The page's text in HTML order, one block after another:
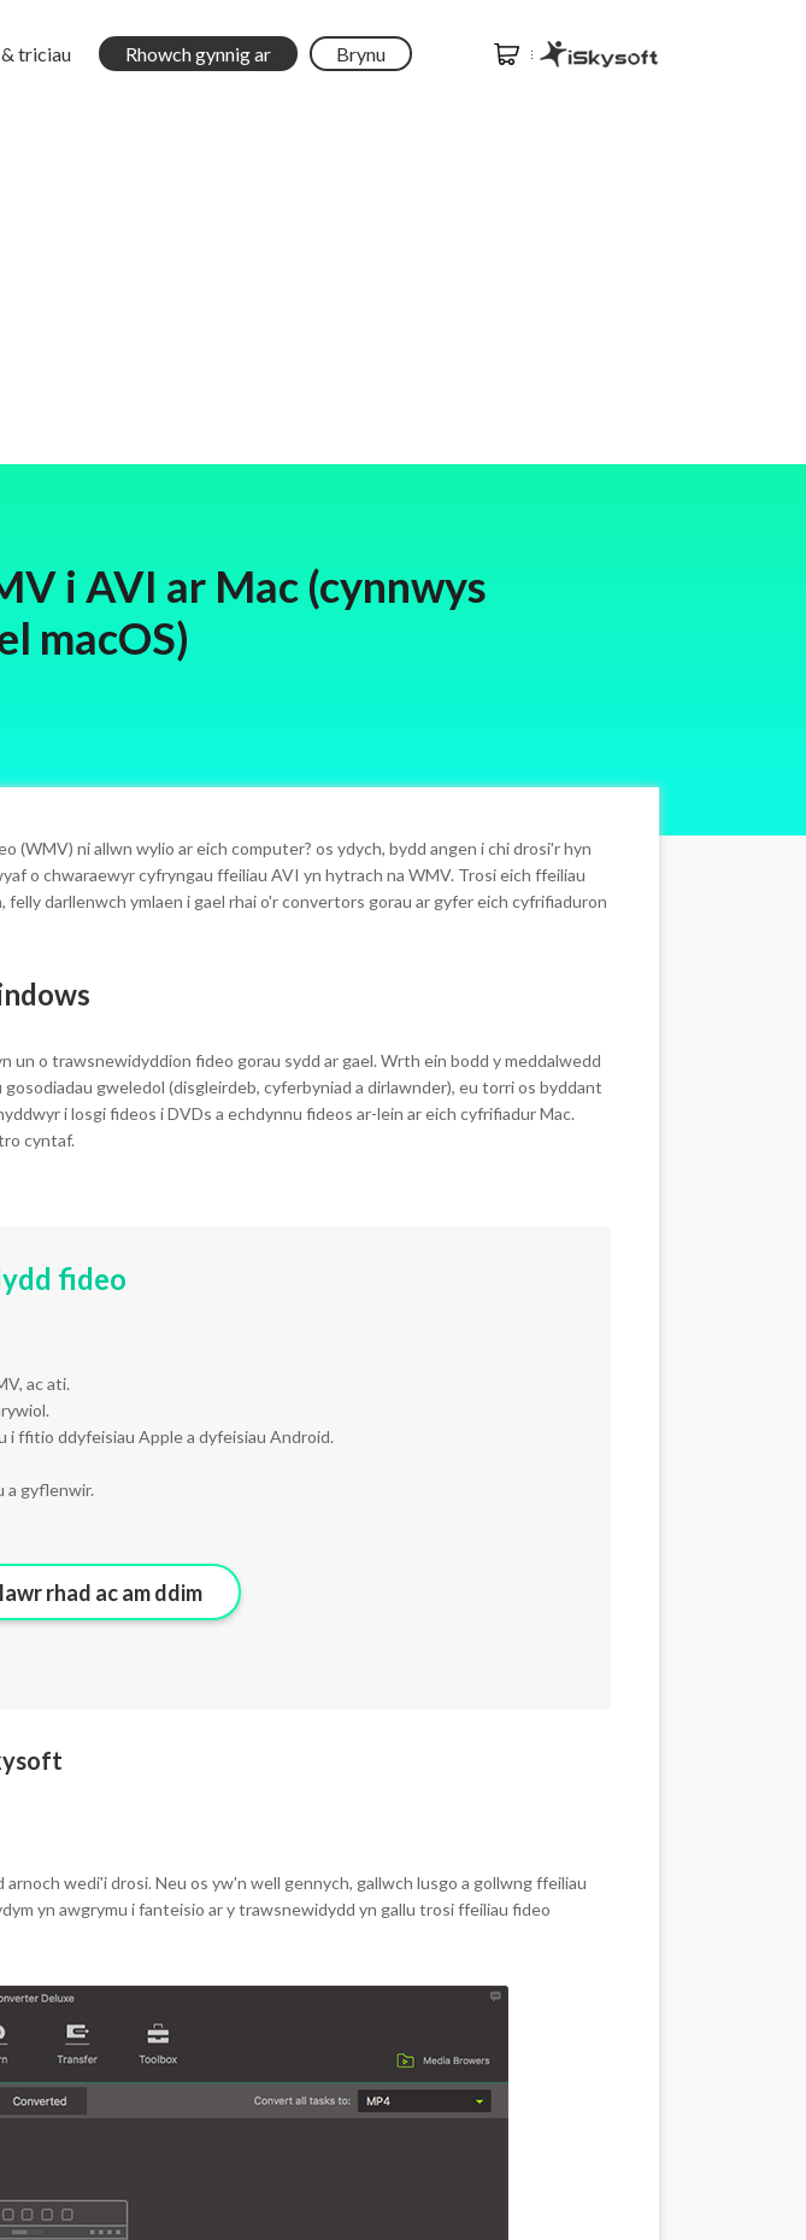
triciau Rhowch gynnig ar Brynu
i AVI ar Mac (cynnwys
macOS)
ni allwn wylio ar eich computer? os ydych, bydd angen i chi drosi'r hyn
o chwaraewyr cyfryngau ffeiliau AVI yn hytrach na WMV. Trosi eich ffeiliau
darllenwch ymlaen i gael rhai o'r convertors gorau ar gyfer eich cyfrifiaduron
o trawsnewidyddion fideo gorau sydd ar gael. Wrth ein bodd y meddalwedd
gweledol (disgleirdeb, cyferbyniad a dirlawnder), eu torri os byddant
i losgi fideos i DVDs a echdynnu fideos ar-lein ar eich cyfrifiadur Mac.
cyntaf.
fideo
ac ati.
i ffitio ddyfeisiau Apple a dyfeisiau Android.
a gyflenwir.
rhad ac am ddim
wedi'i drosi. Neu os yw'n well gennych, gallwch lusgo a gollwng ffeiliau
yn awgrymu i fanteisio ar y trawsnewidydd yn gallu trosi ffeiliau fideo